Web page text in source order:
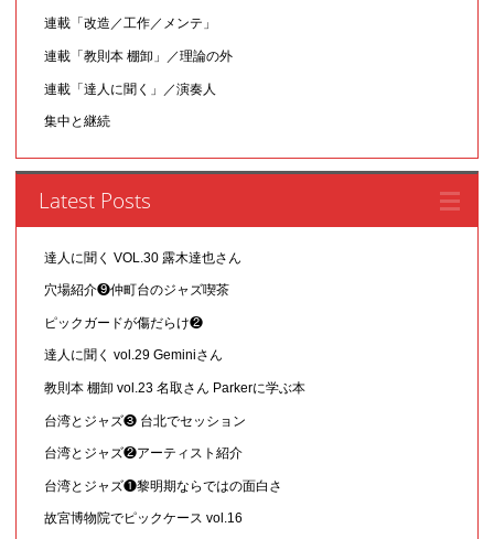
連載「改造／工作／メンテ」
連載「教則本 棚卸」／理論の外
連載「達人に聞く」／演奏人
集中と継続
Latest Posts
達人に聞く VOL.30 露木達也さん
穴場紹介❾仲町台のジャズ喫茶
ピックガードが傷だらけ❷
達人に聞く vol.29 Geminiさん
教則本 棚卸 vol.23 名取さん Parkerに学ぶ本
台湾とジャズ❸ 台北でセッション
台湾とジャズ❷アーティスト紹介
台湾とジャズ❶黎明期ならではの面白さ
故宮博物院でピックケース vol.16